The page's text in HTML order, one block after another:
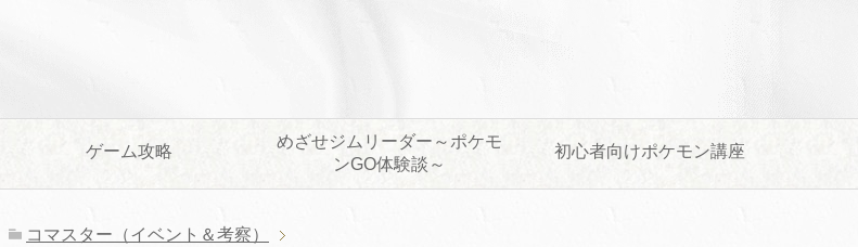
ゲーム攻略
めざせジムリーダー～ポケモ
ンGO体験談～
初心者向けポケモン講座
コマスター（イベント＆考察）